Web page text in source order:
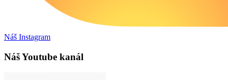
Náš Instagram
Náš Youtube kanál